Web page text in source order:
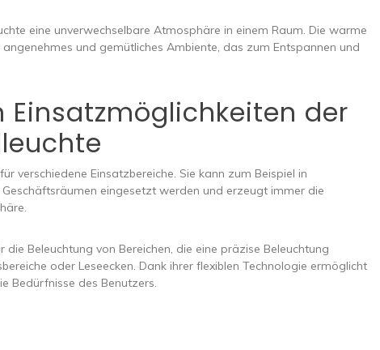
eine unverwechselbare Atmosphäre in einem Raum. Die warme
und gemütliches Ambiente, das zum Entspannen und
Einsatzmöglichkeiten der
verschiedene Einsatzbereiche. Sie kann zum Beispiel in
eingesetzt werden und erzeugt immer die
die Beleuchtung von Bereichen, die eine präzise Beleuchtung
oder Leseecken. Dank ihrer flexiblen Technologie ermöglicht
Bedürfnisse des Benutzers.